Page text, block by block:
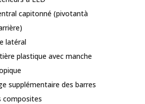
capitonné (pivotantà
latéral
plastique avec manche
supplémentaire des barres
composites